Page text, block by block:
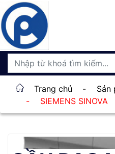
Trang chủ -
Sản
-
SIEMENS SINOVA